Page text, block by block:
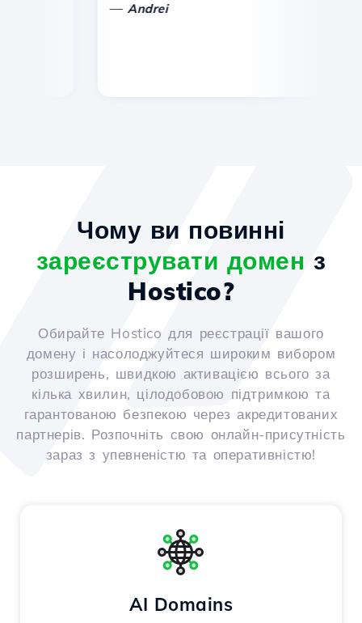
Andrei
Чому ви повинні
зареєструвати домен з
Hostico?
Обирайте Hostico для реєстрації вашого
домену і насолоджуйтеся широким вибором
розширень, швидкою активацією всього за
кілька хвилин, цілодобовою підтримкою та
гарантованою безпекою через акредитованих
партнерів. Розпочніть свою онлайн-присутність
зараз з упевненістю та оперативністю!
AI Domains